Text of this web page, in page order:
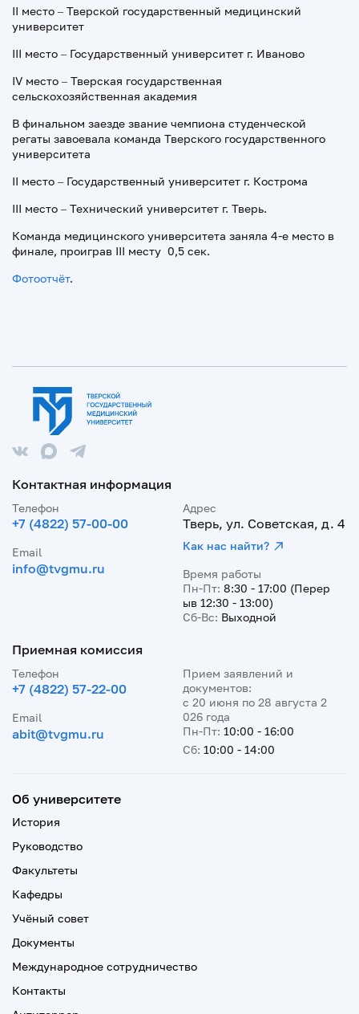
II место – Тверской государственный медицинский
университет
III место – Государственный университет г. Иваново
IV место – Тверская государственная
сельскохозяйственная академия
В финальном заезде звание чемпиона студенческой
регаты завоевала команда Тверского государственного
университета
II место – Государственный университет г. Кострома
III место – Технический университет г. Тверь.
Команда медицинского университета заняла 4-е место в
финале, проиграв III месту 0,5 сек.
Фотоотчёт.
Контактная информация
Телефон
+7 (4822) 57-00-00
Email
info@tvgmu.ru
Адрес
Тверь, ул. Советская, д. 4
Как нас найти?
Время работы
Пн-Пт: 8:30 - 17:00 (Перер
ыв 12:30 - 13:00)
Сб-Вс: Выходной
Приемная комиссия
Телефон
+7 (4822) 57-22-00
Email
abit@tvgmu.ru
Прием заявлений и
документов:
с 20 июня по 28 августа 2
026 года
Пн-Пт: 10:00 - 16:00
Сб: 10:00 - 14:00
Об университете
История
Руководство
Факультеты
Кафедры
Учёный совет
Документы
Международное сотрудничество
Контакты